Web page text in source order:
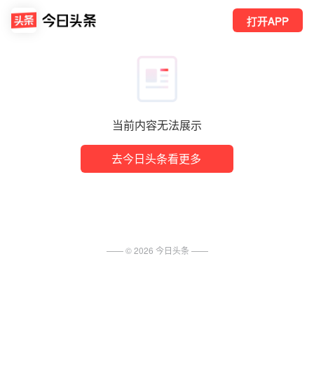
当前内容无法展示
去今日头条看更多
打开APP
—— ©2026 今日头条 ——